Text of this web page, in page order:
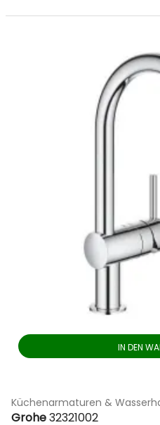
IN DEN
Küchenarmaturen &
Grohe32321002